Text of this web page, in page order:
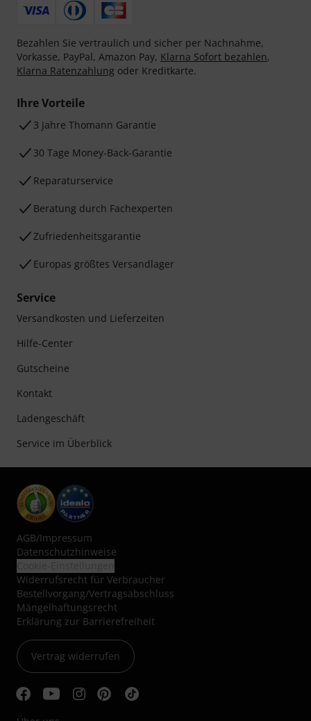
Bezahlen Sie vertraulich und sicher per Nachnahme,
Vorkasse, PayPal, Amazon Pay, Klarna Sofort bezahlen,
Klarna Ratenzahlung oder Kreditkarte.
Ihre Vorteile
3 Jahre Thomann Garantie
30 Tage Money-Back-Garantie
Reparaturservice
Beratung durch Fachexperten
Zufriedenheitsgarantie
Europas größtes Versandlager
Service
Versandkosten und Lieferzeiten
Hilfe-Center
Gutscheine
Kontakt
Ladengeschäft
Service im Überblick
AGB/Impressum
Datenschutzhinweise
Widerrufsrecht für Verbraucher
Bestellvorgang/Vertragsabschluss
Mängelhaftungsrecht
Erklärung zur Barrierefreiheit
Vertrag widerrufen